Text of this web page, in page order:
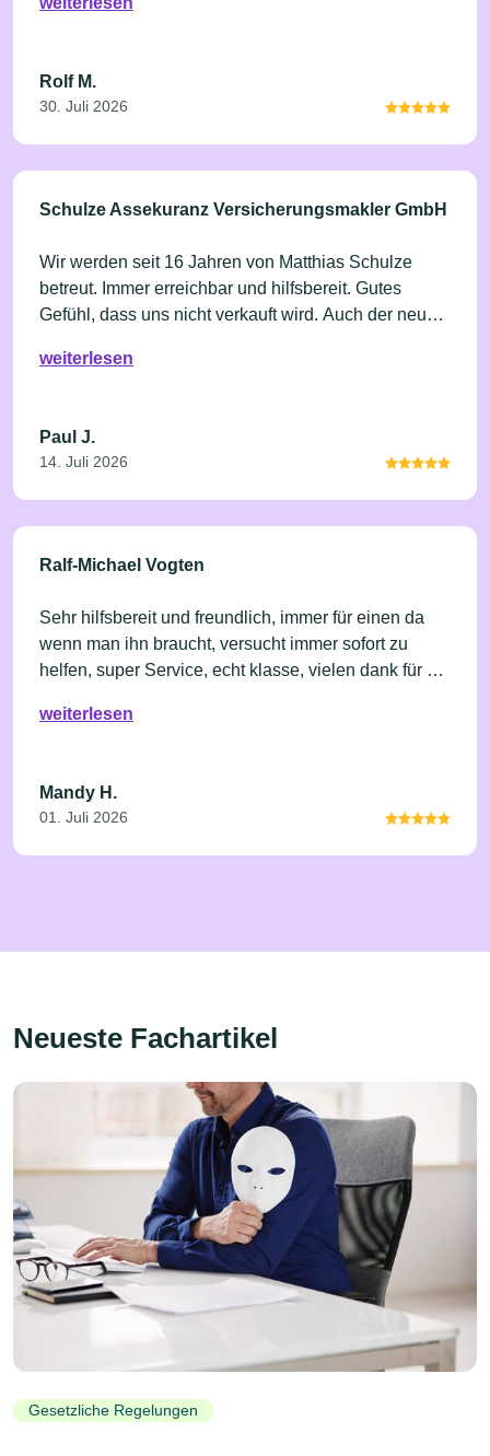
Rolf M.
30. Juli 2026
Schulze Assekuranz Versicherungsmakler GmbH
Wir werden seit 16 Jahren von Matthias Schulze
betreut. Immer erreichbar und hilfsbereit. Gutes
Gefühl, dass uns nicht verkauft wird. Auch der neue
weiterlesen
Paul J.
14. Juli 2026
Ralf-Michael Vogten
Sehr hilfsbereit und freundlich, immer für einen da
wenn man ihn braucht, versucht immer sofort zu
helfen, super Service, echt klasse, vielen dank für die
weiterlesen
Mandy H.
01. Juli 2026
Neueste Fachartikel
Gesetzliche Regelungen